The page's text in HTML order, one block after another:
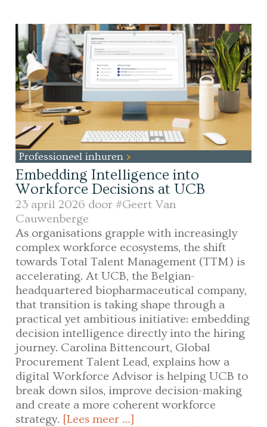
Professioneel inhuren
Embedding Intelligence into
Workforce Decisions at UCB
23 april 2026 door #Geert Van
Cauwenberge
As organisations grapple with increasingly
complex workforce ecosystems, the shift
towards Total Talent Management (TTM) is
accelerating. At UCB, the Belgian-
headquartered biopharmaceutical company,
that transition is taking shape through a
practical yet ambitious initiative: embedding
decision intelligence directly into the hiring
journey. Carolina Bittencourt, Global
Procurement Talent Lead, explains how a
digital Workforce Advisor is helping UCB to
break down silos, improve decision-making
and create a more coherent workforce
strategy. [Lees meer …]